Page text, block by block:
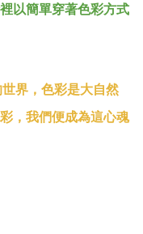
以簡單穿著色彩方式
界，色彩是大自然
，我們便成為這心魂